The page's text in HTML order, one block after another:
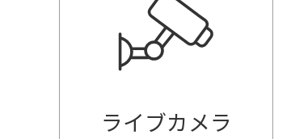
ライブカメラ